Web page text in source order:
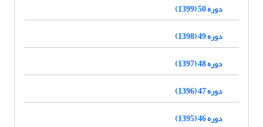
دوره 50 (1399)
دوره 49 (1398)
دوره 48 (1397)
دوره 47 (1396)
دوره 46 (1395)